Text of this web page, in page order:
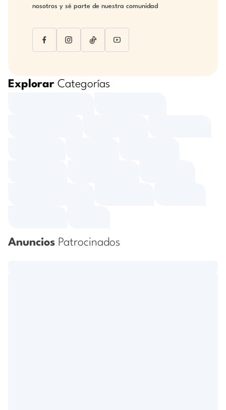
nosotros y sé parte de nuestra comunidad
Explorar Categorías
Anuncios Patrocinados